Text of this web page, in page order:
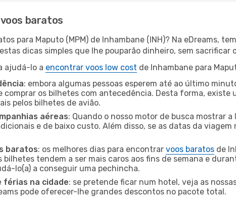
baratos
para Maputo (MPM) de Inhambane (INH)? Na eDreams,
dicas simples que lhe pouparão dinheiro, sem sacrificar
ajudá-lo a encontrar voos low cost de Inhambane para
: embora algumas pessoas esperem até ao último
comprar os bilhetes com antecedência. Desta forma, existe
pelos bilhetes de avião.
aéreas: Quando o nosso motor de busca mostrar
e de baixo custo. Além disso, se as datas da
baratos: os melhores dias para encontrar voos baratos de
tendem a ser mais caros aos fins de semana e
lo(a) a conseguir uma pechincha.
férias na cidade: se pretende ficar num hotel, veja as
pode oferecer-lhe grandes descontos no pacote total.